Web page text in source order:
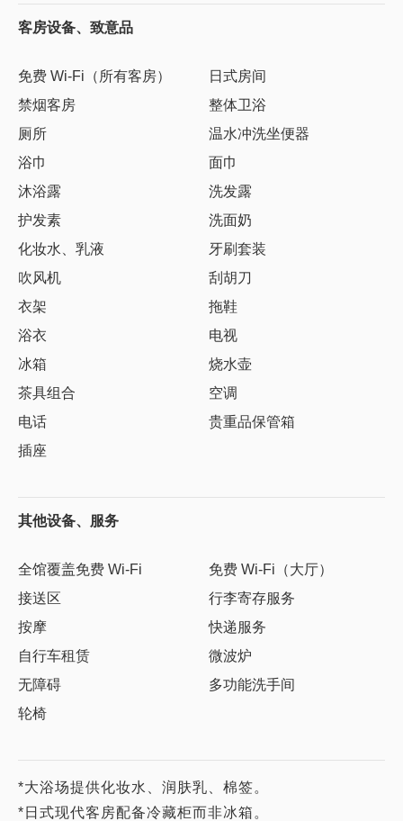
客房设备、致意品
免费 Wi-Fi（所有客房）
日式房间
禁烟客房
整体卫浴
厕所
温水冲洗坐便器
浴巾
面巾
沐浴露
洗发露
护发素
洗面奶
化妆水、乳液
牙刷套装
吹风机
刮胡刀
衣架
拖鞋
浴衣
电视
冰箱
烧水壶
茶具组合
空调
电话
贵重品保管箱
插座
其他设备、服务
全馆覆盖免费 Wi-Fi
免费 Wi-Fi（大厅）
接送区
行李寄存服务
按摩
快递服务
自行车租赁
微波炉
无障碍
多功能洗手间
轮椅
*大浴场提供化妆水、润肤乳、棉签。
*日式现代客房配备冷藏柜而非冰箱。